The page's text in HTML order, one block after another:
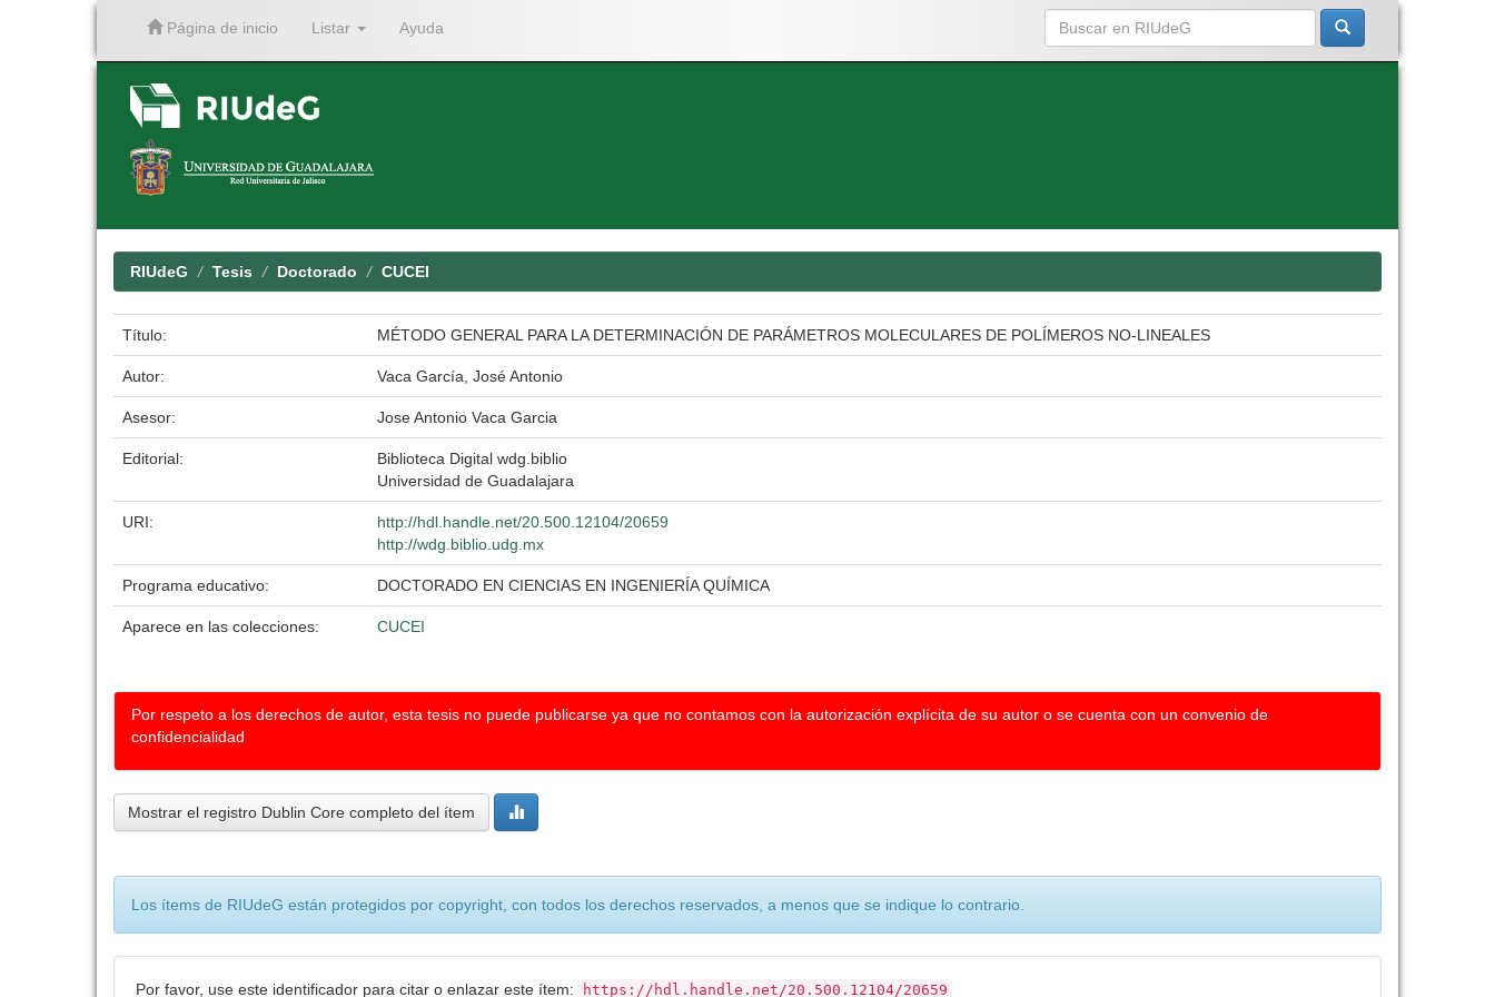
Página de inicio Listar Ayuda
RIUdeG Tesis Doctorado CUCEI
Título: MÉTODO GENERAL PARA LA DETERMINACIÓN DE PARÁMETROS MOLECULARES DE POLÍMEROS NO-LINEALES
Autor: Vaca García, José Antonio
Asesor: Jose Antonio Vaca Garcia
Editorial:
Biblioteca Digital wdg.biblio
Universidad de Guadalajara
URI:
http://hdl.handle.net/20.500.12104/20659
http://wdg.biblio.udg.mx
Programa educativo: DOCTORADO EN CIENCIAS EN INGENIERÍA QUÍMICA
Aparece en las colecciones: CUCEI
Por respeto a los derechos de autor, esta tesis no puede publicarse ya que no contamos con la autorización explícita de su autor o se cuenta con un convenio de
confidencialidad
Mostrar el registro Dublin Core completo del ítem
Los ítems de RIUdeG están protegidos por copyright, con todos los derechos reservados, a menos que se indique lo contrario.
Por favor, use este identificador para citar o enlazar este ítem: https://hdl.handle.net/20.500.12104/20659